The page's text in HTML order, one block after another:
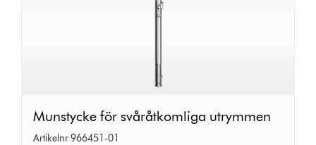
Munstycke
för
Munstycke för svåråtkomliga utrymmen
Artikelnr 966451-01